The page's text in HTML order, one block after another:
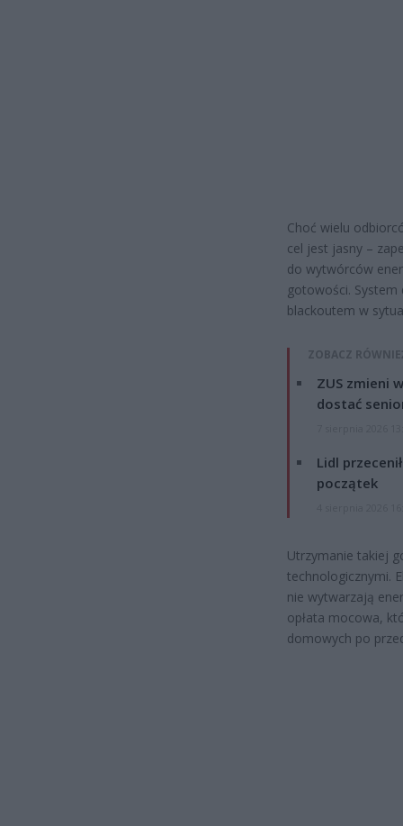
Choć wielu
cel jest jasny –
do wytwórców
gotowości. System
blackoutem w
ZOBACZ
ZUS zmieni
dostać
Lidl
początek
Utrzymanie takiej
technologicznymi.
nie wytwarzają
opłata mocowa,
domowych po